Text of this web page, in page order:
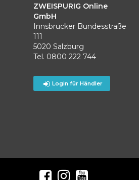
ZWEISPURIG Online
GmbH
Innsbrucker Bundesstraße
111
5020 Salzburg
Tel. 0800 222 744
Login für Händler